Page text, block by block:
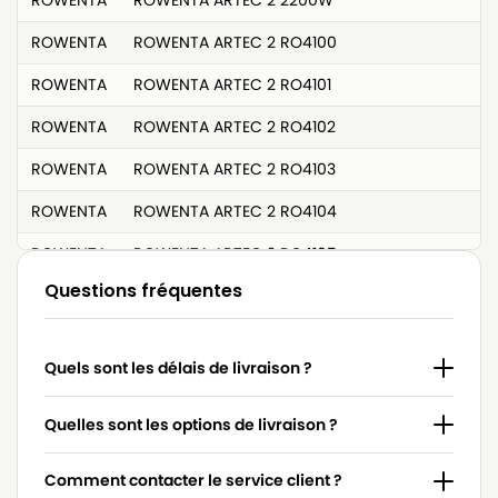
ROWENTA
ROWENTA ARTEC 2 RO4100
ROWENTA
ROWENTA ARTEC 2 RO4101
ROWENTA
ROWENTA ARTEC 2 RO4102
ROWENTA
ROWENTA ARTEC 2 RO4103
ROWENTA
ROWENTA ARTEC 2 RO4104
ROWENTA
ROWENTA ARTEC 2 RO4105
ROWENTA
ROWENTA ARTEC 2 RO4106
ROWENTA
ROWENTA ARTEC 2 RO4108
ROWENTA
ROWENTA ARTEC 2 RO4109
Questions fréquentes
Quels sont les délais de livraison ?
Quelles sont les options de livraison ?
Comment contacter le service client ?